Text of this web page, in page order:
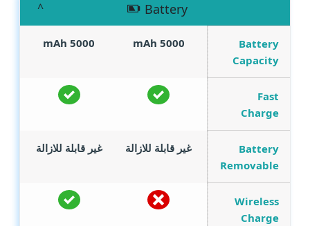
Battery
Battery
Capacity
5000
mAh
5000
mAh
Fast
Charge
Battery
Removable
غير قابلة للازالة غير قابلة للازالة
Wireless
Charge